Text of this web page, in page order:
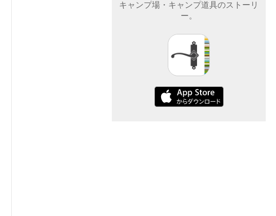
キャンプ場・キャンプ道具のストーリ
ー。